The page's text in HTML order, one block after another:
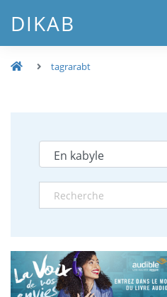
DIKAB
tagrarabt